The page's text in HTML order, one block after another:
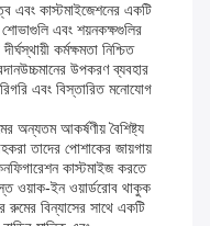
এবং কাস্টমাইজেশনের একটি
এবং শয়নকক্ষগুলির
কর্মক্ষমতা নিশ্চিত
উপকরণ ব্যবহার
এবং বিস্তারিত মনোযোগ
অন্যতম আকর্ষণীয় বৈশিষ্ট্য
তাদের পোশাকের জায়গায়
কাস্টমাইজ করতে
ওয়াক-ইন ওয়ার্ডরোব থাকুক
রুমের বিন্যাসের সাথে একটি